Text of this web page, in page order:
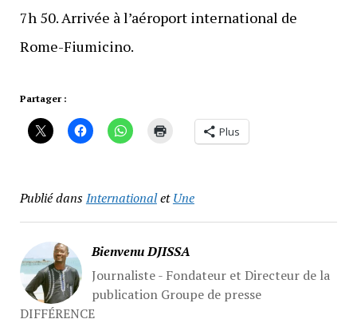
7h 50. Arrivée à l’aéroport international de
Rome-Fiumicino.
Partager :
Plus
Publié dansInternationaletUne
Bienvenu DJISSA
Journaliste - Fondateur et Directeur de la
publication Groupe de presse
DIFFÉRENCE